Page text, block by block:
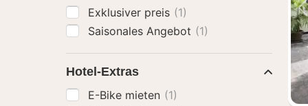
Exklusiver preis (1)
Saisonales Angebot (1)
Hotel-Extras
E-Bike mieten (1)